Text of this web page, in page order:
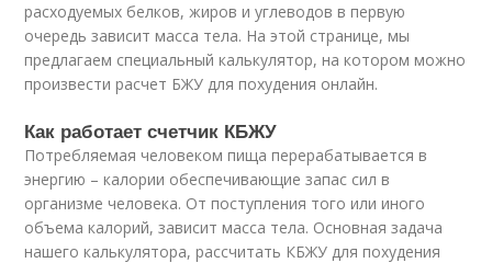
расходуемых белков, жиров и углеводов в первую
очередь зависит масса тела. На этой странице, мы
предлагаем специальный калькулятор, на котором можно
произвести расчет БЖУ для похудения онлайн.
Как работает счетчик КБЖУ
Потребляемая человеком пища перерабатывается в
энергию – калории обеспечивающие запас сил в
организме человека. От поступления того или иного
объема калорий, зависит масса тела. Основная задача
нашего калькулятора, рассчитать КБЖУ для похудения